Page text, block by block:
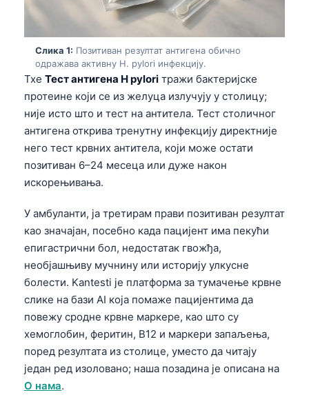
Слика 1: Позитиван резултат антигена обично
одражава активну H. pylori инфекцију.
Тхе Тест антигена H pylori тражи бактеријске
протеине који се из желуца излучују у столицу;
није исто што и тест на антитела. Тест столичног
антигена открива тренутну инфекцију директније
него тест крвних антитела, који може остати
позитиван 6–24 месеца или дуже након
искорењивања.
У амбуланти, ја третирам прави позитиван резултат
као значајан, посебно када пацијент има пекући
епигастрични бол, недостатак гвожђа,
необјашњиву мучнину или историју улкусне
болести. Kantesti је платформа за тумачење крвне
слике на бази AI која помаже пацијентима да
повежу сродне крвне маркере, као што су
хемоглобин, феритин, B12 и маркери запаљења,
поред резултата из столице, уместо да читају
један ред изоловано; наша позадина је описана на
О нама.